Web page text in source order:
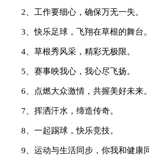
2、工作要细心，确保万无一失。
3、快乐足球，飞翔在草根的舞台。
4、草根秀风采，精彩无极限。
5、赛事映我心，我心尽飞扬。
6、点燃大众激情，共握美好未来。
7、挥洒汗水，缔造传奇。
8、一起踢球，快乐竞技。
9、运动与生活同步，你我和健康